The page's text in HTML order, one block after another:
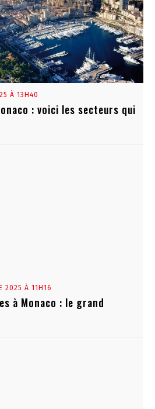
À 13H40
: voici les secteurs qui
2025 À 11H16
à Monaco : le grand